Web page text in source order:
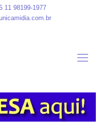
11 98199-1977